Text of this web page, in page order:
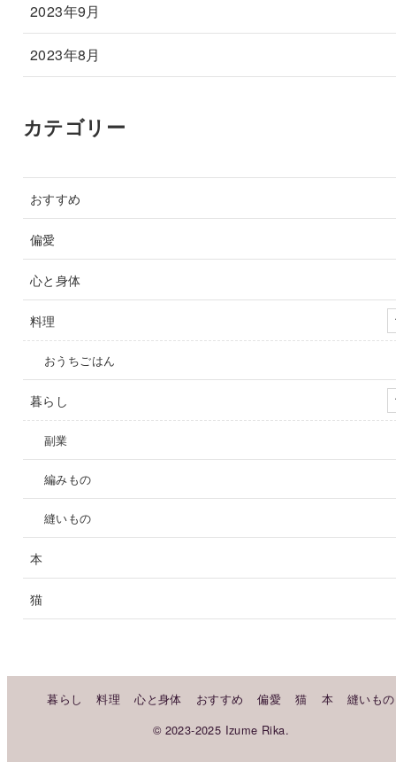
2023年9月
2023年8月
カテゴリー
おすすめ
偏愛
心と身体
料理
おうちごはん
暮らし
副業
編みもの
縫いもの
本
猫
暮らし 料理 心と身体 おすすめ 偏愛 猫 本
縫いもの
© 2023-2025 Izume Rika.